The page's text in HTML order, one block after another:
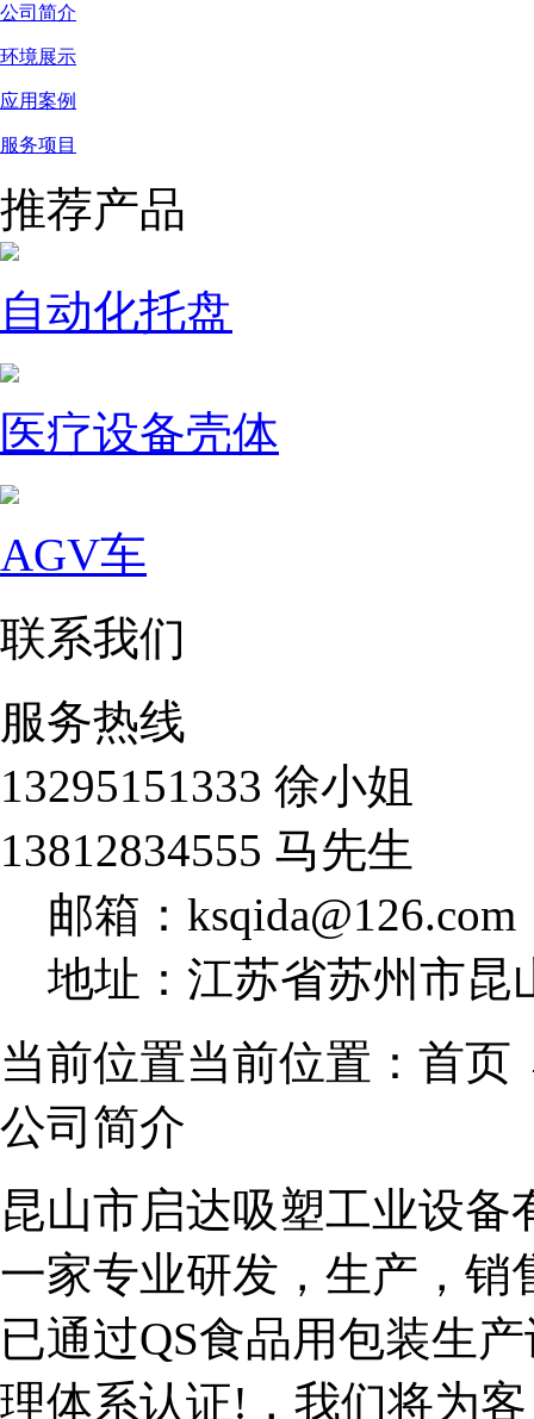
公司简介
环境展示
应用案例
服务项目
推荐产品
自动化托盘
医疗设备壳体
AGV车
联系我们
服务热线
13295151333 徐小姐
13812834555 马先生
邮箱：ksqida@126.com
地址：江苏省苏州市昆
当前位置当前位置：首
公司简介
昆山市启达吸塑工业设备
一家专业研发，生产，销
已通过QS食品用包装生
理体系认证!，我们将为